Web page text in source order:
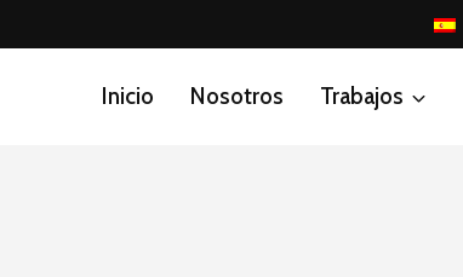
Inicio Nosotros Trabajos